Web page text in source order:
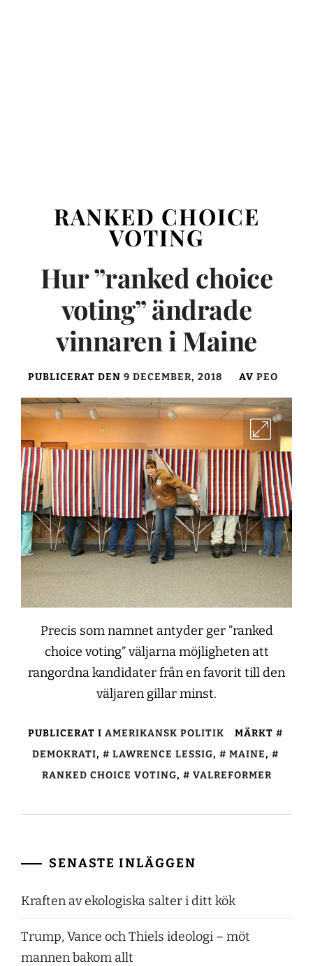
RANKED CHOICE
VOTING
Hur ”ranked choice
voting” ändrade
vinnaren i Maine
PUBLICERAT DEN 9 DECEMBER, 2018 AV PEO
Precis som namnet antyder ger ”ranked
choice voting” väljarna möjligheten att
rangordna kandidater från en favorit till den
väljaren gillar minst.
PUBLICERAT I AMERIKANSK POLITIK
MÄRKT
DEMOKRATI, LAWRENCE LESSIG, MAINE,
RANKED CHOICE VOTING, VALREFORMER
SENASTE INLÄGGEN
Kraften av ekologiska salter i ditt kök
Trump, Vance och Thiels ideologi – möt
mannen bakom allt